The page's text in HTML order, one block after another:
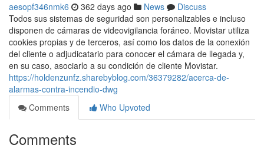
aesopf346nmk6 362 days ago News
Discuss
Todos sus sistemas de seguridad son personalizables e incluso
disponen de cámaras de videovigilancia foráneo. Movistar utiliza
cookies propias y de terceros, así como los datos de la conexión
del cliente o adjudicatario para conocer el cámara de llegada y,
en su caso, asociarlo a su condición de cliente Movistar.
https://holdenzunfz.sharebyblog.com/36379282/acerca-de-
alarmas-contra-incendio-dwg
Comments
Who Upvoted
Comments